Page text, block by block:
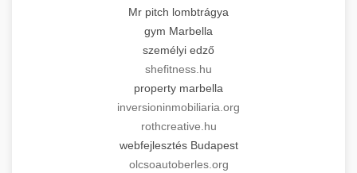
Mr pitch lombtrágya
gym Marbella
személyi edző
shefitness.hu
property marbella
inversioninmobiliaria.org
rothcreative.hu
webfejlesztés Budapest
olcsoautoberles.org